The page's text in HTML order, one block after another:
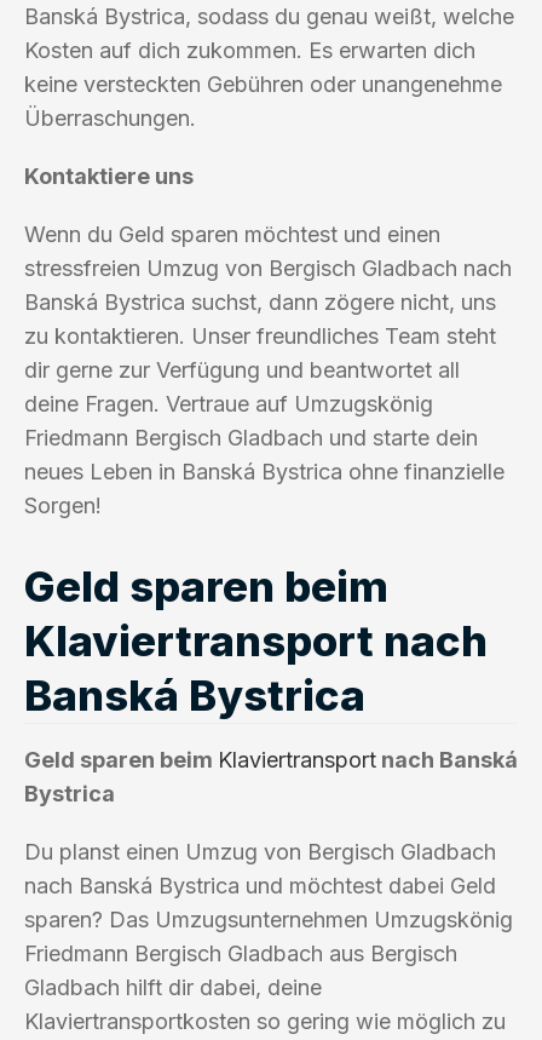
Banská Bystrica, sodass du genau weißt, welche
Kosten auf dich zukommen. Es erwarten dich
keine versteckten Gebühren oder unangenehme
Überraschungen.
Kontaktiere uns
Wenn du Geld sparen möchtest und einen
stressfreien Umzug von Bergisch Gladbach nach
Banská Bystrica suchst, dann zögere nicht, uns
zu kontaktieren. Unser freundliches Team steht
dir gerne zur Verfügung und beantwortet all
deine Fragen. Vertraue auf Umzugskönig
Friedmann Bergisch Gladbach und starte dein
neues Leben in Banská Bystrica ohne finanzielle
Sorgen!
Geld sparen beim
Klaviertransport nach
Banská Bystrica
Geld sparen beim Klaviertransport nach Banská
Bystrica
Du planst einen Umzug von Bergisch Gladbach
nach Banská Bystrica und möchtest dabei Geld
sparen? Das Umzugsunternehmen Umzugskönig
Friedmann Bergisch Gladbach aus Bergisch
Gladbach hilft dir dabei, deine
Klaviertransportkosten so gering wie möglich zu